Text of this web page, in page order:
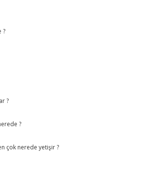
?
?
?
çok nerede yetişir ?